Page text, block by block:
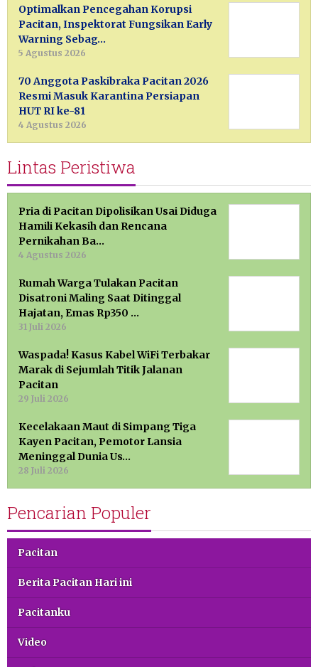
Optimalkan Pencegahan Korupsi
Pacitan, Inspektorat Fungsikan Early
Warning Sebag…
5 Agustus 2026
70 Anggota Paskibraka Pacitan 2026
Resmi Masuk Karantina Persiapan
HUT RI ke-81
4 Agustus 2026
Lintas Peristiwa
Pria di Pacitan Dipolisikan Usai Diduga
Hamili Kekasih dan Rencana
Pernikahan Ba…
4 Agustus 2026
Rumah Warga Tulakan Pacitan
Disatroni Maling Saat Ditinggal
Hajatan, Emas Rp350 …
31 Juli 2026
Waspada! Kasus Kabel WiFi Terbakar
Marak di Sejumlah Titik Jalanan
Pacitan
29 Juli 2026
Kecelakaan Maut di Simpang Tiga
Kayen Pacitan, Pemotor Lansia
Meninggal Dunia Us…
28 Juli 2026
Pencarian Populer
Pacitan
Berita Pacitan Hari ini
Pacitanku
Video